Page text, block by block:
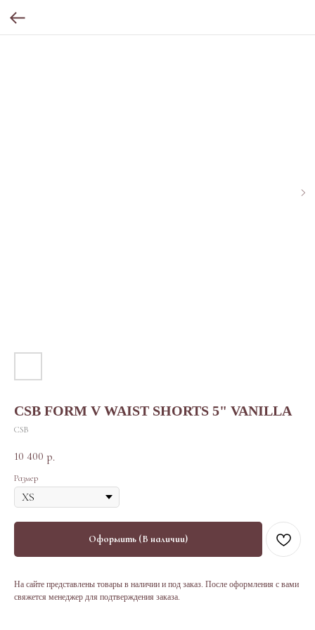
CSB FORM V WAIST SHORTS 5" VANILLA
CSB
10 400 р.
Размер
Оформить (В наличии)
На сайте представлены товары в наличии и под заказ. После оформления с вами
свяжется менеджер для подтверждения заказа.